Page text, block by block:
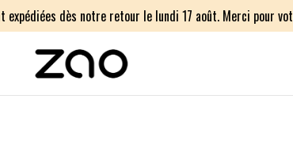
expédiées dès notre retour le lundi 17 août. Merci pour